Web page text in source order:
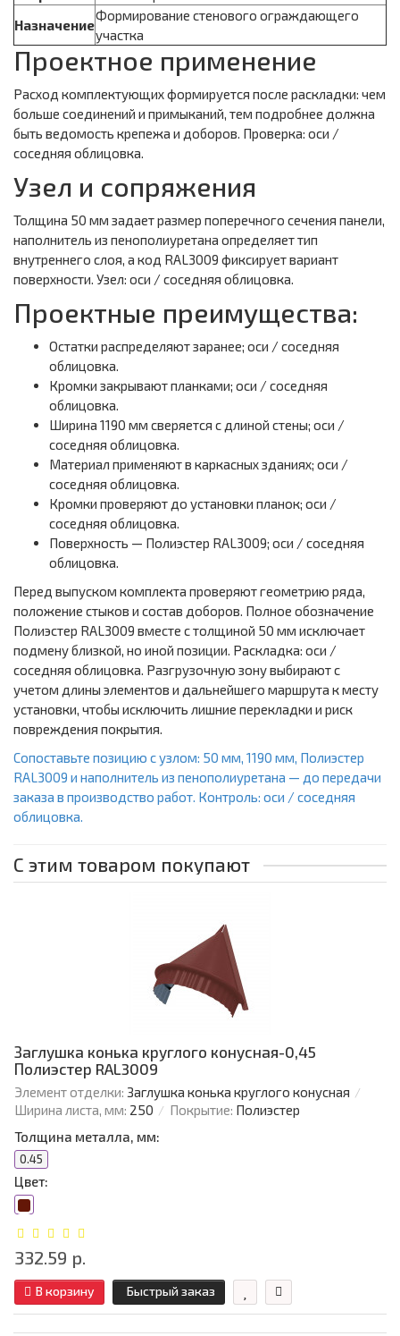
Назначение
Формирование стенового ограждающего
участка
Проектное применение
Расход комплектующих формируется после раскладки: чем
больше соединений и примыканий, тем подробнее должна
быть ведомость крепежа и доборов. Проверка: оси /
соседняя облицовка.
Узел и сопряжения
Толщина 50 мм задает размер поперечного сечения панели,
наполнитель из пенополиуретана определяет тип
внутреннего слоя, а код RAL3009 фиксирует вариант
поверхности. Узел: оси / соседняя облицовка.
Проектные преимущества:
Остатки распределяют заранее; оси / соседняя
облицовка.
Кромки закрывают планками; оси / соседняя
облицовка.
Ширина 1190 мм сверяется с длиной стены; оси /
соседняя облицовка.
Материал применяют в каркасных зданиях; оси /
соседняя облицовка.
Кромки проверяют до установки планок; оси /
соседняя облицовка.
Поверхность — Полиэстер RAL3009; оси / соседняя
облицовка.
Перед выпуском комплекта проверяют геометрию ряда,
положение стыков и состав доборов. Полное обозначение
Полиэстер RAL3009 вместе с толщиной 50 мм исключает
подмену близкой, но иной позиции. Раскладка: оси /
соседняя облицовка. Разгрузочную зону выбирают с
учетом длины элементов и дальнейшего маршрута к месту
установки, чтобы исключить лишние перекладки и риск
повреждения покрытия.
Сопоставьте позицию с узлом: 50 мм, 1190 мм, Полиэстер
RAL3009 и наполнитель из пенополиуретана — до передачи
заказа в производство работ. Контроль: оси / соседняя
облицовка.
С этим товаром покупают
Заглушка конька круглого конусная-0,45
Полиэстер RAL3009
Элемент отделки: Заглушка конька круглого конусная
Ширина листа, мм: 250 Покрытие: Полиэстер
Толщина металла, мм:
0.45
Цвет:
332.59 р.
В корзину Быстрый заказ